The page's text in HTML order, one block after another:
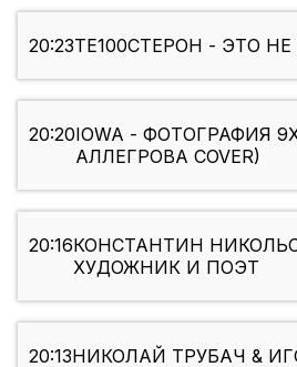
20:23ТЕ100СТЕРОН - ЭТО
20:20IOWA - ФОТОГРАФИЯ
АЛЛЕГРОВА COVER)
20:16КОНСТАНТИН
ХУДОЖНИК И ПОЭТ
20:13НИКОЛАЙ ТРУБАЧ &